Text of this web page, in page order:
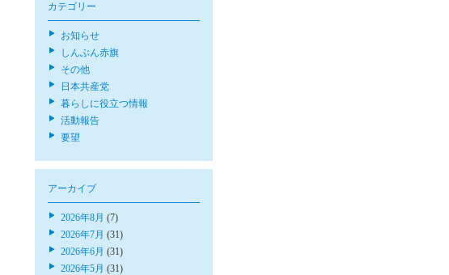
カテゴリー
お知らせ
しんぶん赤旗
その他
日本共産党
暮らしに役立つ情報
活動報告
要望
アーカイブ
2026年8月 (7)
2026年7月 (31)
2026年6月 (31)
2026年5月 (31)